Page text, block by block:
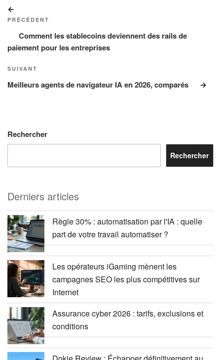
de
l’article
précédent
PRÉCÉDENT
Comment les stablecoins deviennent des rails de
paiement pour les entreprises
Article
suivant
SUIVANT
Meilleurs agents de navigateur IA en 2026, comparés
Rechercher
Rechercher
Derniers articles
Règle 30% : automatisation par l'IA : quelle
part de votre travail automatiser ?
Les opérateurs iGaming mènent les
campagnes SEO les plus compétitives sur
Internet
Assurance cyber 2026 : tarifs, exclusions et
conditions